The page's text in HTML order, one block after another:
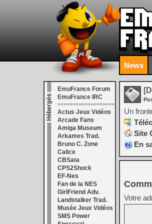
News
EmuFrance Forum
EmuFrance IRC
===================
Actus Jeux Vidéos
Arcade Fans
Amiga Museum
Arkames Trad.
Bruno C. Zone
Calice
CBSata
CPS2Shock
EF-Nes
Fan de la NES
GirlFriend Adv.
Landstalker Trad.
Musée Jeux Vidéos
SMS Power
Un
Site
En
Votre